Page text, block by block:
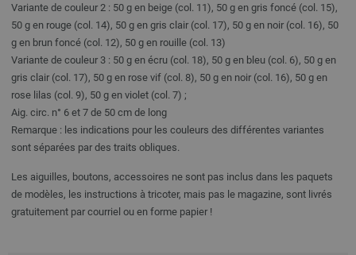
Variante de couleur 2 : 50 g en beige (col. 11), 50 g en gris foncé (col. 15),
50 g en rouge (col. 14), 50 g en gris clair (col. 17), 50 g en noir (col. 16), 50
g en brun foncé (col. 12), 50 g en rouille (col. 13)
Variante de couleur 3 : 50 g en écru (col. 18), 50 g en bleu (col. 6), 50 g en
gris clair (col. 17), 50 g en rose vif (col. 8), 50 g en noir (col. 16), 50 g en
rose lilas (col. 9), 50 g en violet (col. 7) ;
Aig. circ. n° 6 et 7 de 50 cm de long
Remarque : les indications pour les couleurs des différentes variantes
sont séparées par des traits obliques.
Les aiguilles, boutons, accessoires ne sont pas inclus dans les paquets
de modèles, les instructions à tricoter, mais pas le magazine, sont livrés
gratuitement par courriel ou en forme papier !